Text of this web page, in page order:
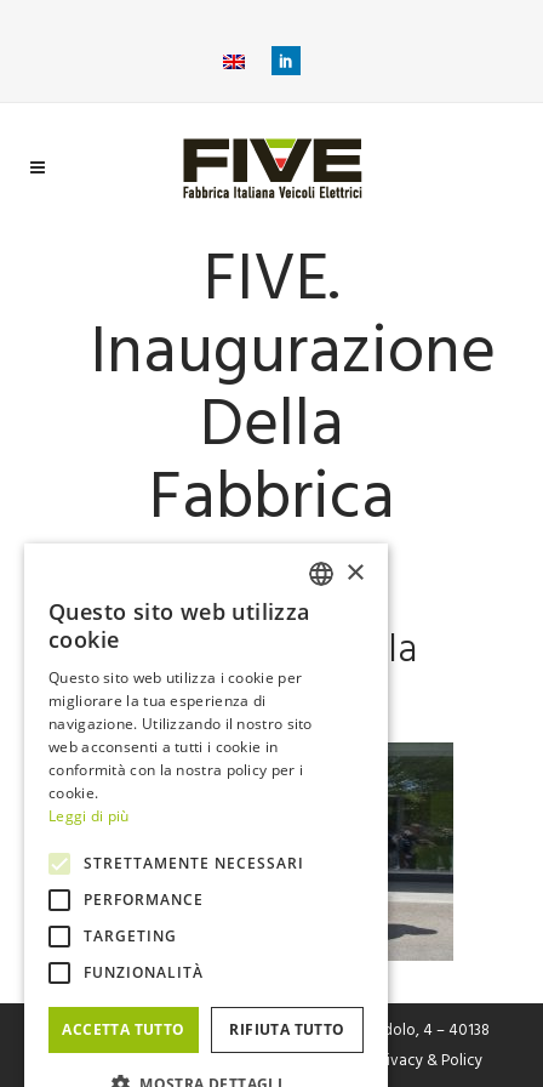
FIVE.
Inaugurazione
Della
Fabbrica
04 LugFIVE.
Inaugurazione della
Fabbrica
FIVE Srl– Fabbrica Italiana Veicoli Elettrici Via Cerodolo, 4 – 40138
Bologna – P.I. / C.F. / Reg. Imp. Bo n. 03326931205 |
Privacy & Policy
×
Questo sito web utilizza
cookie
Questo sito web utilizza i cookie per
migliorare la tua esperienza di
navigazione. Utilizzando il nostro sito
web acconsenti a tutti i cookie in
conformità con la nostra policy per i
cookie.
Leggi di più
STRETTAMENTE NECESSARI
PERFORMANCE
TARGETING
FUNZIONALITÀ
ACCETTA TUTTO RIFIUTA TUTTO